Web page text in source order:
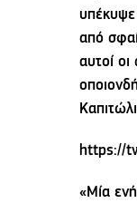
από
αυτοί
https://
«Μία